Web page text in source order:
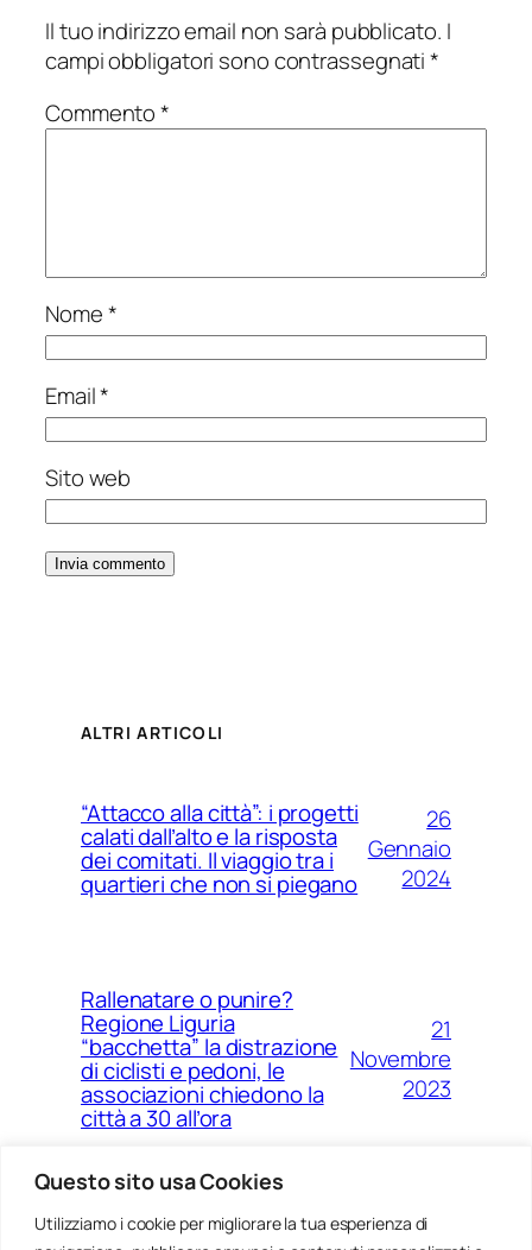
Questo sito usa Cookies
Utilizziamo i cookie per migliorare la tua esperienza di
Il tuo indirizzo email non sarà pubblicato. I
campi obbligatori sono contrassegnati*
Commento*
Nome*
Email*
Sito web
ALTRI ARTICOLI
“Attacco alla città”: i progetti
calati dall’alto e la risposta
dei comitati. Il viaggio tra i
quartieri che non si piegano
26
Gennaio
2024
Rallenatare o punire?
Regione Liguria
“bacchetta” la distrazione
di ciclisti e pedoni, le
associazioni chiedono la
città a 30 all’ora
21
Novembre
2023
Ponte Morandi e quell’anno